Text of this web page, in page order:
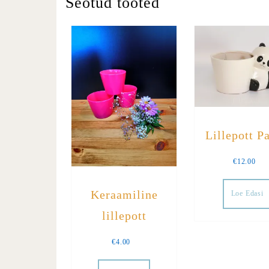
Keraamiline
lillepott
€4.00
Lillepott
€12.00
Loe Edasi